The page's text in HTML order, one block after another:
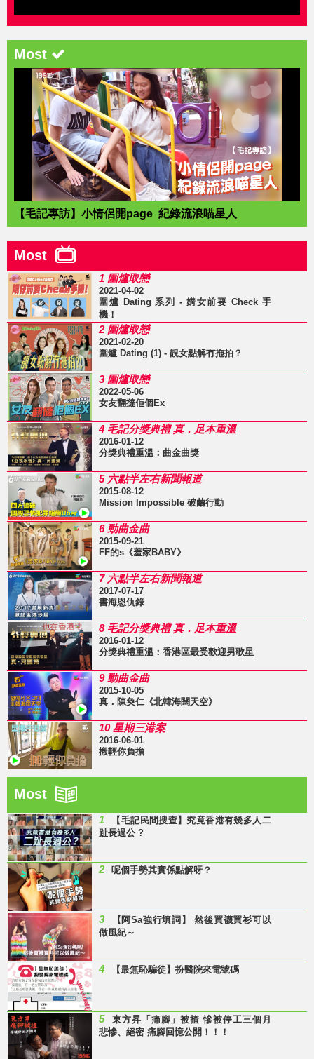
Most
【毛記專訪】小情侶開page 紀錄流浪喵星人
Most
1 圍爐取戀
2021-04-02
圍爐 Dating 系列 - 媾女前要 Check 手
機！
2 圍爐取戀
2021-02-20
圍爐 Dating (1) - 靚女點解冇拖拍？
3 圍爐取戀
2022-05-06
女友翻撻佢個Ex
4 毛記分獎典禮 真．足本重溫
2016-01-12
分獎典禮重溫：曲金曲獎
5 六點半左右新聞報道
2015-08-12
Mission Impossible 破繭行動
6 勁曲金曲
2015-09-21
FF的s《羞家BABY》
7 六點半左右新聞報道
2017-07-17
書海恩仇錄
8 毛記分獎典禮 真．足本重溫
2016-01-12
分獎典禮重溫：香港區最受歡迎男歌星
9 勁曲金曲
2015-10-05
真．陳奐仁《北韓海闊天空》
10 星期三港案
2016-06-01
搬輕你負擔
Most
1
【毛記民間搜查】究竟香港有幾多人二
趾長過公 ?
2 呢個手勢其實係點解呀？
3
【阿Sa強行填詞】 然後買襪買衫可以
做風紀～
4 【最無恥騙徒】扮醫院來電號碼
5
東方昇「痛腳」被揸 慘被停工三個月
悲慘、絕密 痛腳回憶公開！！！